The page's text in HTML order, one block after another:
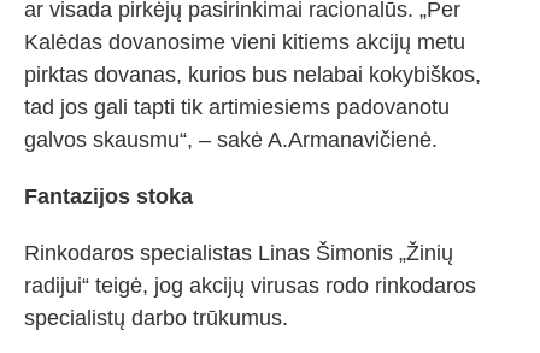
ar visada pirkėjų pasirinkimai racionalūs. „Per
Kalėdas dovanosime vieni kitiems akcijų metu
pirktas dovanas, kurios bus nelabai kokybiškos,
tad jos gali tapti tik artimiesiems padovanotu
galvos skausmu“, – sakė A.Armanavičienė.
Fantazijos stoka
Rinkodaros specialistas Linas Šimonis „Žinių
radijui“ teigė, jog akcijų virusas rodo rinkodaros
specialistų darbo trūkumus.